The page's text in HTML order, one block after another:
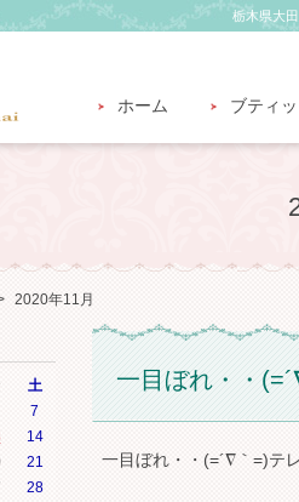
栃木県大
ホーム ブティ
2020年11月
一目ぼれ・・
一目ぼれ・・(=´∇｀=)テ
土
7
14
21
28